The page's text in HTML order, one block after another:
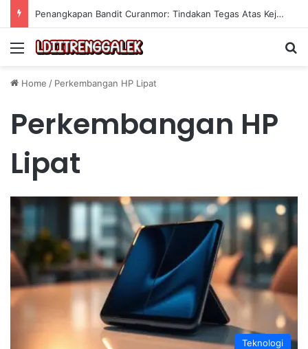
Penangkapan Bandit Curanmor: Tindakan Tegas Atas Kejahatan Sepeda Motor
Menu
Home / Perkembangan HP Lipat
Perkembangan HP
Lipat
Teknologi